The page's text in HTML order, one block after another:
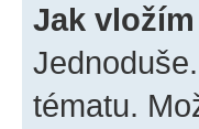
Jak
tématu.